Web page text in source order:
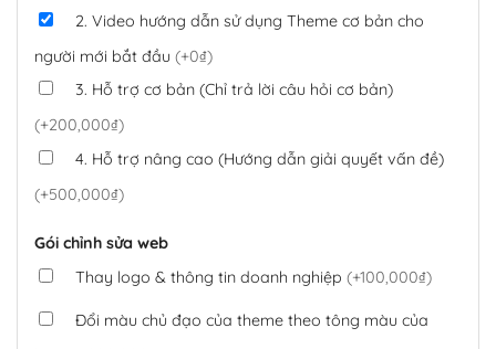
2. Video hướng dẫn sử dụng Theme cơ bản cho
người mới bắt đầu (+0₫)
3. Hỗ trợ cơ bản (Chỉ trả lời câu hỏi cơ bản)
(+200,000₫)
4. Hỗ trợ nâng cao (Hướng dẫn giải quyết vấn đề)
(+500,000₫)
Gói chỉnh sửa web
Thay logo & thông tin doanh nghiệp (+100,000₫)
Đổi màu chủ đạo của theme theo tông màu của